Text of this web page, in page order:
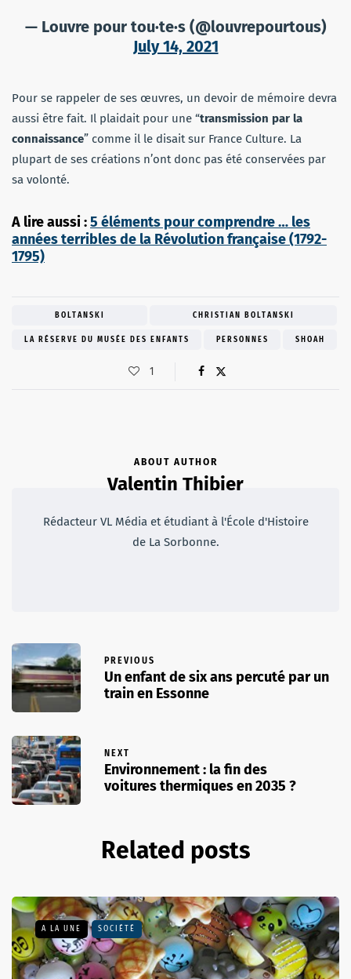
— Louvre pour tou·te·s (@louvrepourtous)
July 14, 2021
Pour se rappeler de ses œuvres, un devoir de mémoire devra
aussi être fait. Il plaidait pour une “transmission par la
connaissance” comme il le disait sur France Culture. La
plupart de ses créations n’ont donc pas été conservées par
sa volonté.
A lire aussi :5 éléments pour comprendre … les
années terribles de la Révolution française (1792-
1795)
BOLTANSKI CHRISTIAN BOLTANSKI
LA RÉSERVE DU MUSÉE DES ENFANTS PERSONNES SHOAH
1
ABOUT AUTHOR
Valentin Thibier
Rédacteur VL Média et étudiant à l'École d'Histoire
de La Sorbonne.
PREVIOUS
Un enfant de six ans percuté par un
train en Essonne
NEXT
Environnement : la fin des
voitures thermiques en 2035 ?
Related posts
A LA UNE SOCIÉTÉ